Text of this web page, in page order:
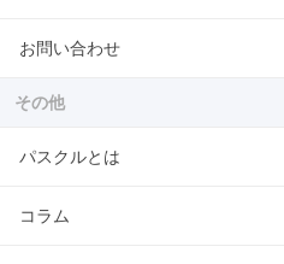
お問い合わせ
その他
パスクルとは
コラム